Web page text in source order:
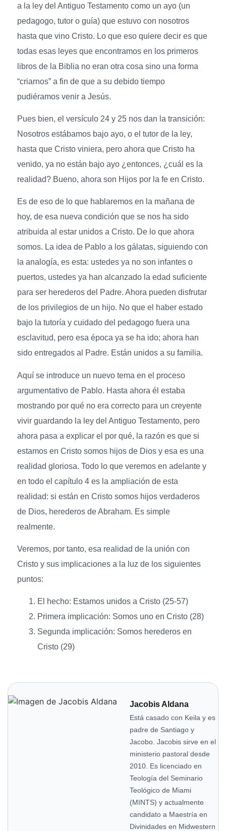
a la ley del Antiguo Testamento como un ayo (un
pedagogo, tutor o guía) que estuvo con nosotros
hasta que vino Cristo. Lo que eso quiere decir es que
todas esas leyes que encontramos en los primeros
libros de la Biblia no eran otra cosa sino una forma
“criarnos” a fin de que a su debido tiempo
pudiéramos venir a Jesús.
Pues bien, el versículo 24 y 25 nos dan la transición:
Nosotros estábamos bajo ayo, o el tutor de la ley,
hasta que Cristo viniera, pero ahora que Cristo ha
venido, ya no están bajo ayo ¿entonces, ¿cuál es la
realidad? Bueno, ahora son Hijos por la fe en Cristo.
Es de eso de lo que hablaremos en la mañana de
hoy, de esa nueva condición que se nos ha sido
atribuida al estar unidos a Cristo. De lo que ahora
somos. La idea de Pablo a los gálatas, siguiendo con
la analogía, es esta: ustedes ya no son infantes o
puertos, ustedes ya han alcanzado la edad suficiente
para ser herederos del Padre. Ahora pueden disfrutar
de los privilegios de un hijo. No que el haber estado
bajo la tutoría y cuidado del pedagogo fuera una
esclavitud, pero esa época ya se ha ido; ahora han
sido entregados al Padre. Están unidos a su familia.
Aquí se introduce un nuevo tema en el proceso
argumentativo de Pablo. Hasta ahora él estaba
mostrando por qué no era correcto para un creyente
vivir guardando la ley del Antiguo Testamento, pero
ahora pasa a explicar el por qué, la razón es que si
estamos en Cristo somos hijos de Dios y esa es una
realidad gloriosa. Todo lo que veremos en adelante y
en todo el capítulo 4 es la ampliación de esta
realidad: si están en Cristo somos hijos verdaderos
de Dios, herederos de Abraham. Es simple
realmente.
Veremos, por tanto, esa realidad de la unión con
Cristo y sus implicaciones a la luz de los siguientes
puntos:
El hecho: Estamos unidos a Cristo (25-57)
Primera implicación: Somos uno en Cristo (28)
Segunda implicación: Somos herederos en
Cristo (29)
Jacobis Aldana
Está casado con Keila y es
padre de Santiago y
Jacobo. Jacobis sirve en el
ministerio pastoral desde
2010. Es licenciado en
Teología del Seminario
Teológico de Miami
(MINTS) y actualmente
candidato a Maestría en
Divinidades en Midwestern